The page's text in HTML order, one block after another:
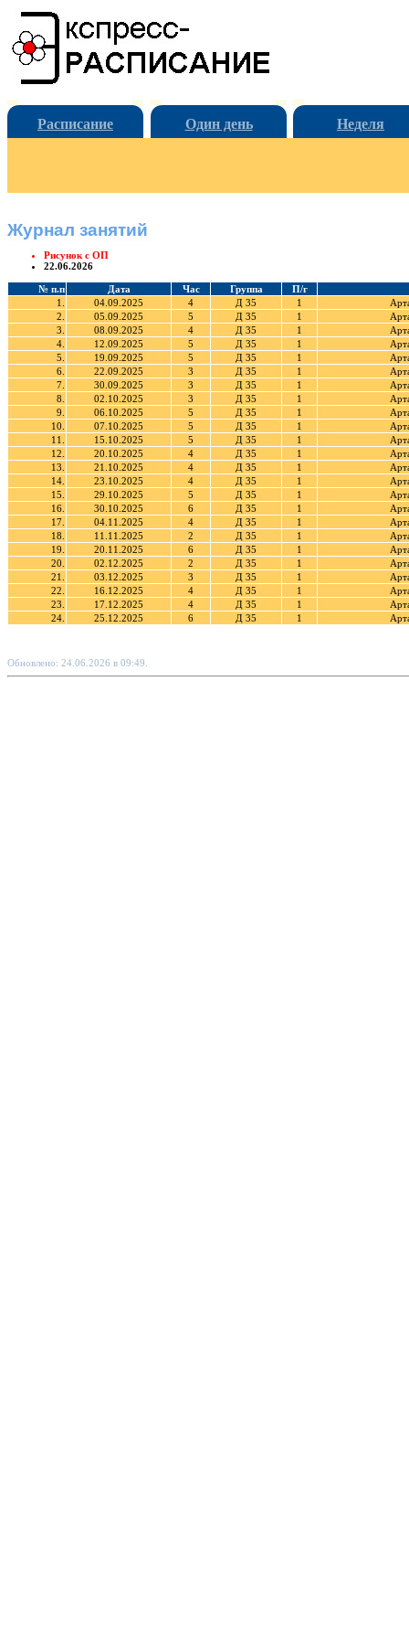
Расписание Один день Неделя
Журнал занятий
Рисунок с ОП
22.06.2026
№ п.п Дата Час Группа
П/г
1.
04.09.2025 4 Д 35 1
2.
05.09.2025 5 Д 35 1
3.
08.09.2025 4 Д 35 1
4.
12.09.2025 5 Д 35 1
5.
19.09.2025 5 Д 35 1
6.
22.09.2025 3 Д 35 1
7.
30.09.2025 3 Д 35 1
8.
02.10.2025 3 Д 35 1
9.
06.10.2025 5 Д 35 1
10.
07.10.2025 5 Д 35 1
11.
15.10.2025 5 Д 35 1
12.
20.10.2025 4 Д 35 1
13.
21.10.2025 4 Д 35 1
14.
23.10.2025 4 Д 35 1
15.
29.10.2025 5 Д 35 1
16.
30.10.2025 6 Д 35 1
17.
04.11.2025 4 Д 35 1
18.
11.11.2025 2 Д 35 1
19.
20.11.2025 6 Д 35 1
20.
02.12.2025 2 Д 35 1
21.
03.12.2025 3 Д 35 1
22.
16.12.2025 4 Д 35 1
23.
17.12.2025 4 Д 35 1
24.
25.12.2025 6 Д 35 1
Обновлено: 24.06.2026 в 09:49.